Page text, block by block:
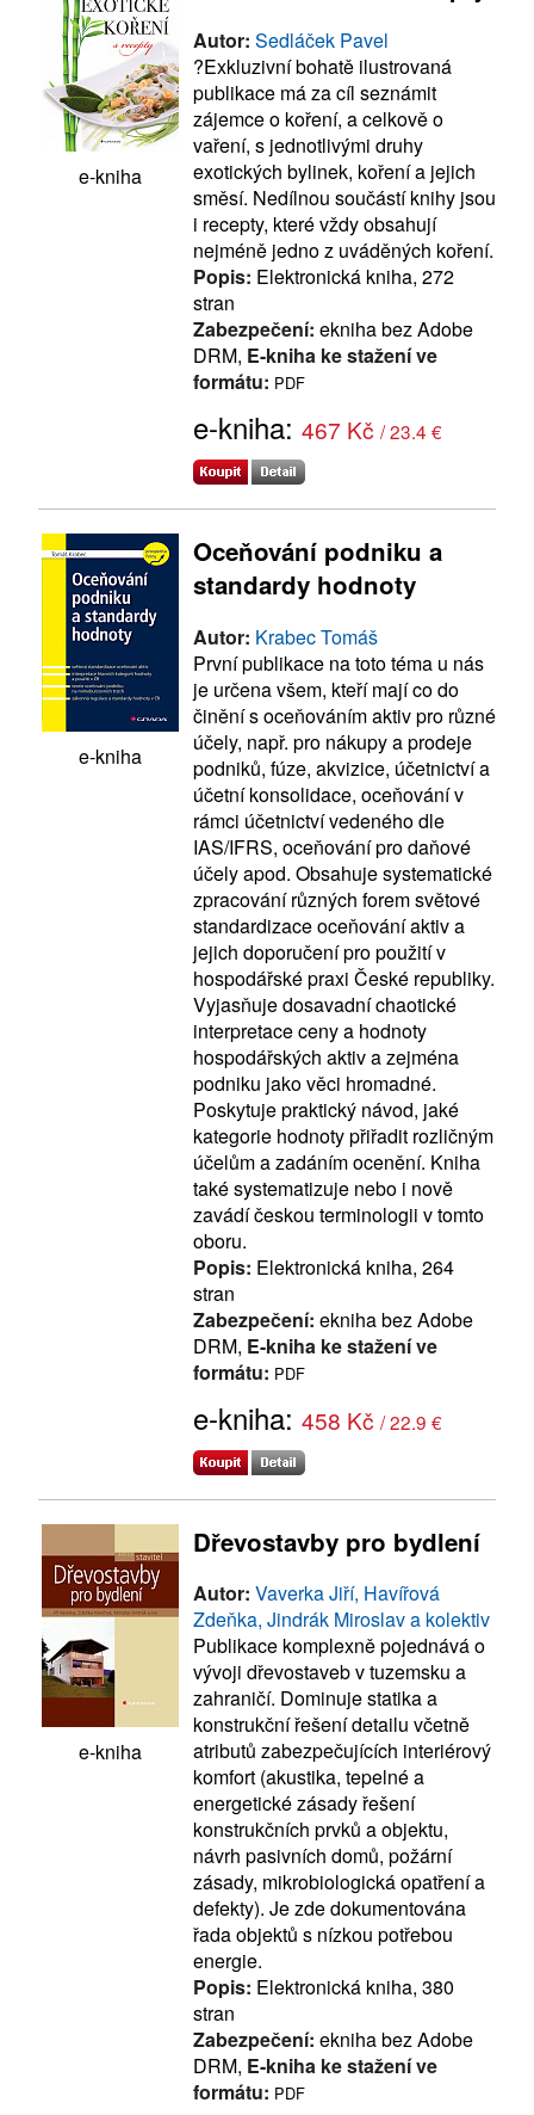
e-kniha
Autor: Sedláček Pavel
?Exkluzivní bohatě ilustrovaná
publikace má za cíl seznámit
zájemce o koření, a celkově o
vaření, s jednotlivými druhy
exotických bylinek, koření a jejich
směsí. Nedílnou součástí knihy jsou
i recepty, které vždy obsahují
nejméně jedno z uváděných koření.
Popis: Elektronická kniha, 272
stran
Zabezpečení: ekniha bez Adobe
DRM, E-kniha ke stažení ve
formátu: PDF
e-kniha: 467 Kč / 23.4 €
e-kniha
Oceňování podniku a
standardy hodnoty
Autor: Krabec Tomáš
První publikace na toto téma u nás
je určena všem, kteří mají co do
činění s oceňováním aktiv pro různé
účely, např. pro nákupy a prodeje
podniků, fúze, akvizice, účetnictví a
účetní konsolidace, oceňování v
rámci účetnictví vedeného dle
IAS/IFRS, oceňování pro daňové
účely apod. Obsahuje systematické
zpracování různých forem světové
standardizace oceňování aktiv a
jejich doporučení pro použití v
hospodářské praxi České republiky.
Vyjasňuje dosavadní chaotické
interpretace ceny a hodnoty
hospodářských aktiv a zejména
podniku jako věci hromadné.
Poskytuje praktický návod, jaké
kategorie hodnoty přiřadit rozličným
účelům a zadáním ocenění. Kniha
také systematizuje nebo i nově
zavádí českou terminologii v tomto
oboru.
Popis: Elektronická kniha, 264
stran
Zabezpečení: ekniha bez Adobe
DRM, E-kniha ke stažení ve
formátu: PDF
e-kniha: 458 Kč / 22.9 €
e-kniha
Dřevostavby pro bydlení
Autor: Vaverka Jiří, Havířová
Zdeňka, Jindrák Miroslav a kolektiv
Publikace komplexně pojednává o
vývoji dřevostaveb v tuzemsku a
zahraničí. Dominuje statika a
konstrukční řešení detailu včetně
atributů zabezpečujících interiérový
komfort (akustika, tepelné a
energetické zásady řešení
konstrukčních prvků a objektu,
návrh pasivních domů, požární
zásady, mikrobiologická opatření a
defekty). Je zde dokumentována
řada objektů s nízkou potřebou
energie.
Popis: Elektronická kniha, 380
stran
Zabezpečení: ekniha bez Adobe
DRM, E-kniha ke stažení ve
formátu: PDF